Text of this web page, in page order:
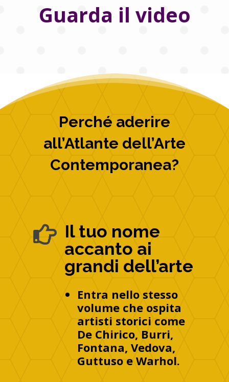
Guarda il video
Perché aderire
all’Atlante dell’Arte
Contemporanea?
 Il tuo nome
accanto ai
grandi dell’arte
Entra nello stesso
volume che ospita
artisti storici come
De Chirico, Burri,
Fontana, Vedova,
Guttuso e Warhol.